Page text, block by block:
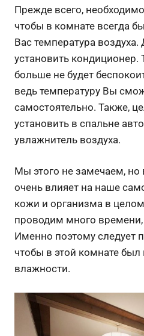
Прежде всего,
чтобы в комнате всегда
Вас температура воздуха.
установить
больше не будет
ведь температуру Вы
самостоятельно. Также,
установить в спальне
увлажнитель воздуха.
Мы этого не замечаем, но
очень влияет на наше
кожи и организма в
проводим много времени,
Именно поэтому следует
чтобы в этой комнате
влажности.